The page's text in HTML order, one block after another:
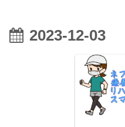
2023-12-03